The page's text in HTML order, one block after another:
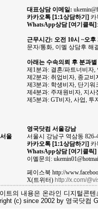
대표상담 이메일:
카카오톡 [1:1상담하기] 카
WhatsApp상담 [여기클릭]
근무시간: 오전 10시 ~오
문자/통화, 이멜 상담후 해
아래는 수속의뢰 후 분과
제1분과: 결혼/파트너비자,
제2분과: 취업비자, 종교비
제3분과: 학생비자, 단기워
제4분과: 주재원비자, 지
제5분과: GT비자, 사업, 투
서울
영국닷컴 서울강남
서울시 강남구 역삼동
카카오톡 [1:1상담하기] 카
WhatsApp상담 [여기클릭]
이멜문의:
페이스북 http://
X(트위터) http://x.com/
트의 내용은 온라인 디지털콘
(c) since 2002 by 영국닷컴